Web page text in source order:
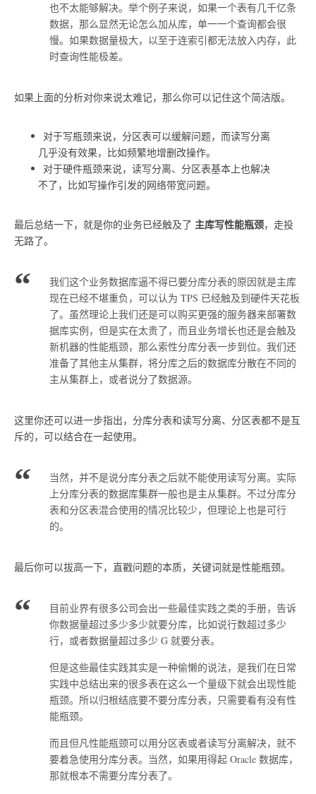
也不太能够解决。举个例子来说，如果一个表有几千亿条
数据，那么显然无论怎么加从库，单一一个查询都会很
慢。如果数据量极大，以至于连索引都无法放入内存，此
时查询性能极差。
如果上面的分析对你来说太难记，那么你可以记住这个简洁版。
对于写瓶颈来说，分区表可以缓解问题，而读写分离
几乎没有效果，比如频繁地增删改操作。
对于硬件瓶颈来说，读写分离、分区表基本上也解决
不了，比如写操作引发的网络带宽问题。
最后总结一下，就是你的业务已经触及了 主库写性能瓶颈，走投
无路了。
我们这个业务数据库逼不得已要分库分表的原因就是主库
现在已经不堪重负，可以认为 TPS 已经触及到硬件天花板
了。虽然理论上我们还是可以购买更强的服务器来部署数
据库实例，但是实在太贵了，而且业务增长也还是会触及
新机器的性能瓶颈，那么索性分库分表一步到位。我们还
准备了其他主从集群，将分库之后的数据库分散在不同的
主从集群上，或者说分了数据源。
这里你还可以进一步指出，分库分表和读写分离、分区表都不是互
斥的，可以结合在一起使用。
当然，并不是说分库分表之后就不能使用读写分离。实际
上分库分表的数据库集群一般也是主从集群。不过分库分
表和分区表混合使用的情况比较少，但理论上也是可行
的。
最后你可以拔高一下，直戳问题的本质，关键词就是性能瓶颈。
目前业界有很多公司会出一些最佳实践之类的手册，告诉
你数据量超过多少多少就要分库，比如说行数超过多少
行，或者数据量超过多少 G 就要分表。
但是这些最佳实践其实是一种偷懒的说法，是我们在日常
实践中总结出来的很多表在这么一个量级下就会出现性能
瓶颈。所以归根结底要不要分库分表，只需要看有没有性
能瓶颈。
而且但凡性能瓶颈可以用分区表或者读写分离解决，就不
要着急使用分库分表。当然，如果用得起 Oracle 数据库，
那就根本不需要分库分表了。